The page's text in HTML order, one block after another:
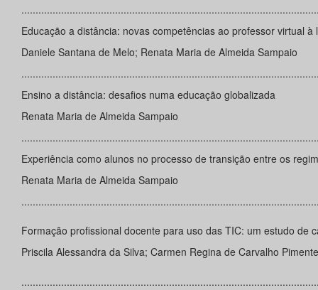
Educação a distância: novas competências ao professor virtual
Daniele Santana de Melo; Renata Maria de Almeida Sampaio
Ensino a distância: desafios numa educação globalizada
Renata Maria de Almeida Sampaio
Experiência como alunos no processo de transição entre os
Renata Maria de Almeida Sampaio
Formação profissional docente para uso das TIC: um estudo de
Priscila Alessandra da Silva; Carmen Regina de Carvalho